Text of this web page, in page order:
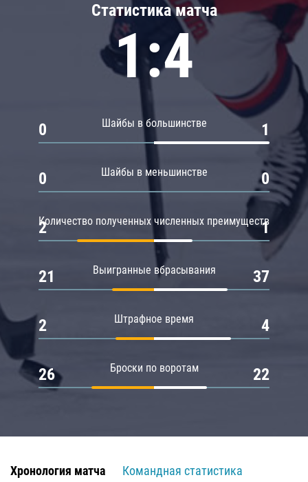
Статистика матча
1:4
Шайбы в большинстве
0 1
Шайбы в меньшинстве
0 0
Количество полученных численных преимуществ
2 1
Выигранные вбрасывания
21 37
Штрафное время
2 4
Броски по воротам
26 22
Хронология матча
Командная статистика